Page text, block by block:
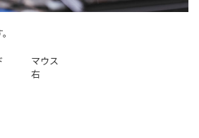
マウス
右